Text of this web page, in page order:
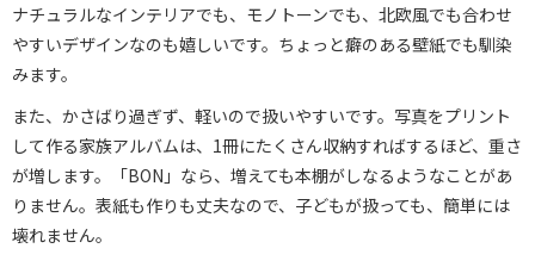
ナチュラルなインテリアでも、モノトーンでも、北欧風でも合わせ
やすいデザインなのも嬉しいです。ちょっと癖のある壁紙でも馴染
みます。
また、かさばり過ぎず、軽いので扱いやすいです。写真をプリント
して作る家族アルバムは、1冊にたくさん収納すればするほど、重さ
が増します。「BON」なら、増えても本棚がしなるようなことがあ
りません。表紙も作りも丈夫なので、子どもが扱っても、簡単には
壊れません。